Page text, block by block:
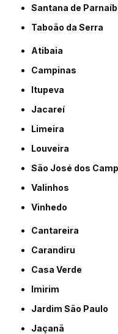
Santana de
Taboão da Serra
Atibaia
Campinas
Itupeva
Jacareí
Limeira
Louveira
São José dos
Valinhos
Vinhedo
Cantareira
Carandiru
Casa Verde
Imirim
Jardim São Paulo
Jaçanã